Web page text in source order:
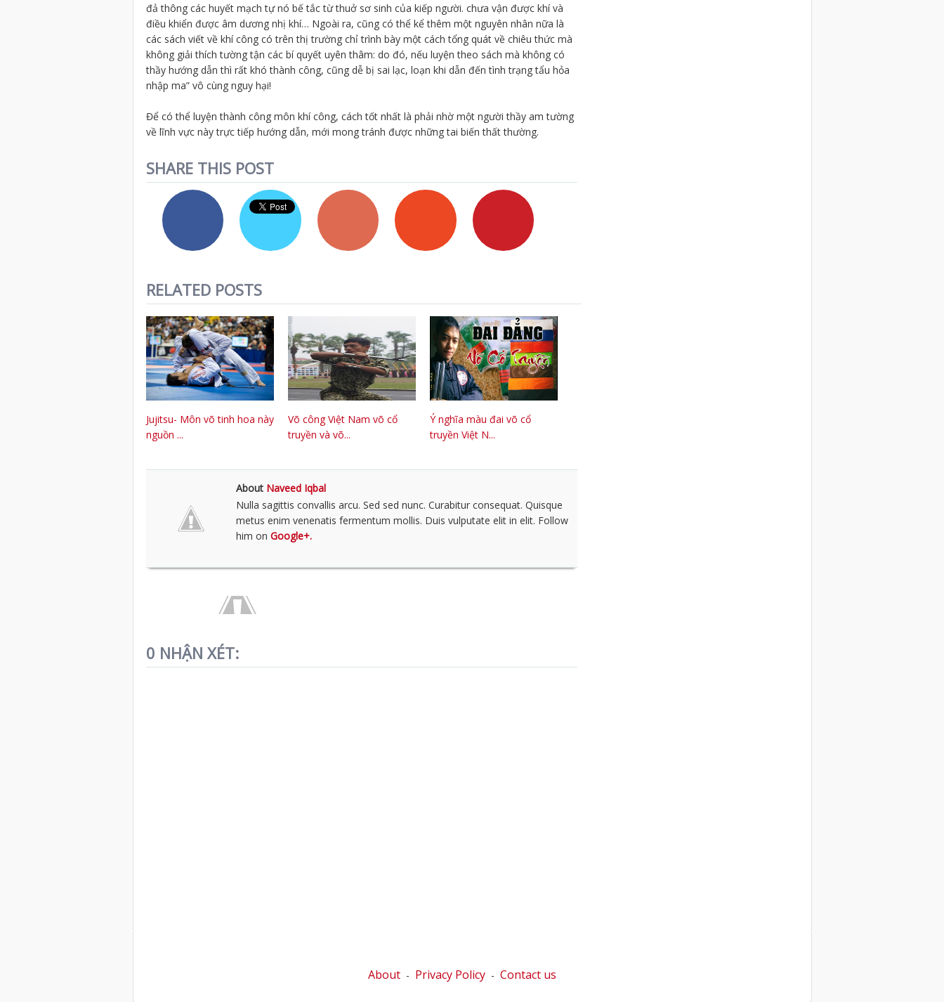
đả thông các huyết mạch tự nó bế tắc từ thuở sơ sinh của kiếp người. chưa vận được khí và
điều khiển được âm dương nhị khí… Ngoài ra, cũng có thể kể thêm một nguyên nhân nữa là
các sách viết về khí công có trên thị trường chỉ trình bày một cách tổng quát về chiêu thức mà
không giải thích tường tận các bí quyết uyên thâm: do đó, nếu luyện theo sách mà không có
thầy hướng dẫn thì rất khó thành công, cũng dễ bị sai lạc, loạn khi dẫn đến tình trạng tẩu hỏa
nhập ma” vô cùng nguy hại!
Để có thể luyện thành công môn khí công, cách tốt nhất là phải nhờ một người thầy am tường
về lĩnh vực này trực tiếp hướng dẫn, mới mong tránh được những tai biến thất thường.
SHARE THIS POST
RELATED POSTS
Jujitsu- Môn võ tinh hoa này
nguồn ...
Võ công Việt Nam võ cổ
truyền và võ...
Ý nghĩa màu đai võ cổ
truyền Việt N...
About Naveed Iqbal
Nulla sagittis convallis arcu. Sed sed nunc. Curabitur consequat. Quisque
metus enim venenatis fermentum mollis. Duis vulputate elit in elit. Follow
him on Google+.
0 NHẬN XÉT:
About - Privacy Policy - Contact us